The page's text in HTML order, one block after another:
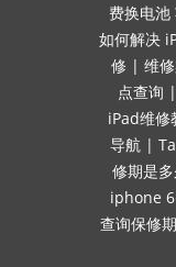
费换电池
如何解决
修 | 维
点查询 |
iPad维修
导航 |
修期是多
iphone 6
查询保修期